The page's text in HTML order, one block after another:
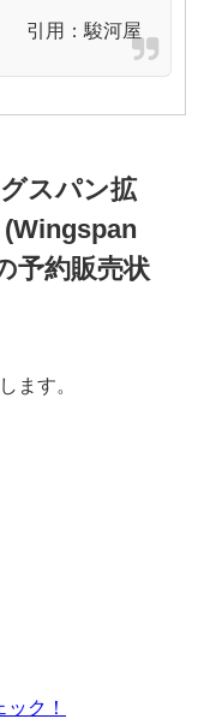
引用： 駿河屋
スパン拡
(Wingspan
予約販売状
ます。
ク！